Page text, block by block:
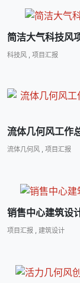
简洁大气科技风
科技风 , 项目汇报
流体几何风工作
流体几何风 , 项目汇报
销售中心建筑设
项目汇报 , 建筑设计